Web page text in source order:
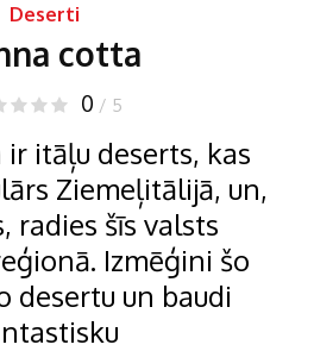
Deserti
cotta
0 / 5
itāļu deserts, kas
Ziemeļitālijā, un,
radies šīs valsts
Izmēģini šo
desertu un baudi